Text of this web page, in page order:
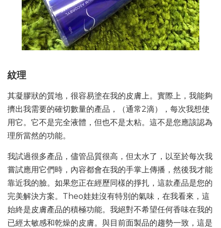
紋理
其凝膠狀的質地，很容易塗在我的皮膚上。實際上，我能夠
擠出我需要的確切數量的產品，（通常2滴），每次我想使
用它。它不是完全液體，但也不是太粘。這不是您應該認為
理所當然的功能。
我試過很多產品，儘管品質很高，但太水了，以至於每次我
嘗試應用它們時，內容都會在我的手掌上傳播，然後我才能
靠近我的臉。如果您正在經歷同樣的掙扎，這款產品是您的
完美解決方案。Theo娃娃沒有特別的氣味，在我看來，這
始終是皮膚產品的積極功能。我絕對不希望任何香味在我的
已經太敏感和乾燥的皮膚。與目前面製品的趨勢一致，這是